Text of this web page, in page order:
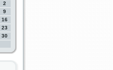
2
9
16
23
30